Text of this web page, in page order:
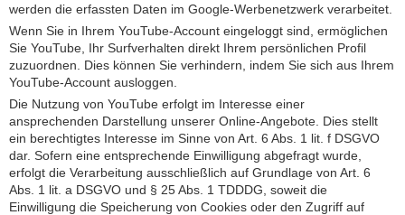
werden die erfassten Daten im Google-Werbenetzwerk verarbeitet.
Wenn Sie in Ihrem YouTube-Account eingeloggt sind, ermöglichen
Sie YouTube, Ihr Surfverhalten direkt Ihrem persönlichen Profil
zuzuordnen. Dies können Sie verhindern, indem Sie sich aus Ihrem
YouTube-Account ausloggen.
Die Nutzung von YouTube erfolgt im Interesse einer
ansprechenden Darstellung unserer Online-Angebote. Dies stellt
ein berechtigtes Interesse im Sinne von Art. 6 Abs. 1 lit. f DSGVO
dar. Sofern eine entsprechende Einwilligung abgefragt wurde,
erfolgt die Verarbeitung ausschließlich auf Grundlage von Art. 6
Abs. 1 lit. a DSGVO und § 25 Abs. 1 TDDDG, soweit die
Einwilligung die Speicherung von Cookies oder den Zugriff auf